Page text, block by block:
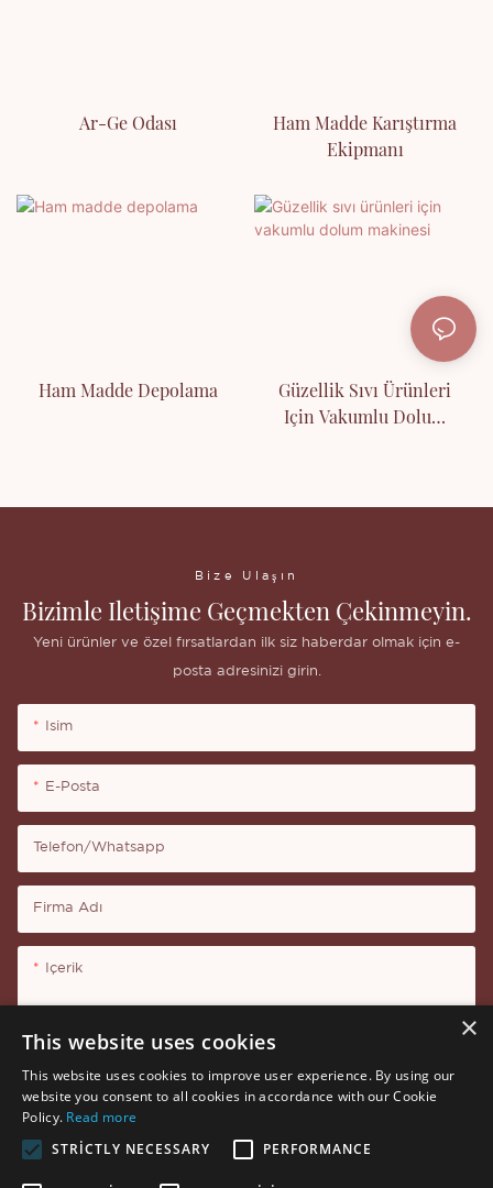
Ar-Ge Odası
Ham Madde Karıştırma
Ekipmanı
Ham Madde Depolama
Güzellik Sıvı Ürünleri
Için Vakumlu Dolum
Bize Ulaşın
Bizimle Iletişime Geçmekten Çekinmeyin.
Yeni ürünler ve özel fırsatlardan ilk siz haberdar olmak için e-
posta adresinizi girin.
Isim
E-Posta
Telefon/whatsapp
Firma Adı
Içerik
×
This website uses cookies
This website uses cookies to improve user experience. By using our
website you consent to all cookies in accordance with our Cookie
Policy. Read more
STRICTLY NECESSARY
PERFORMANCE